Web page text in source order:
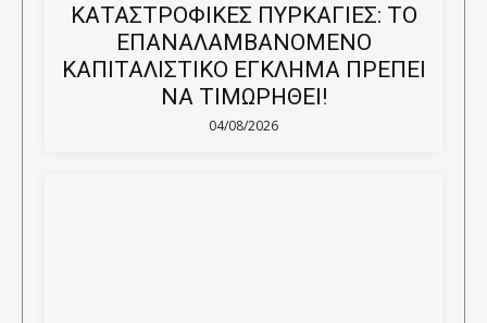
ΚΑΤΑΣΤΡΟΦΙΚΕΣ ΠΥΡΚΑΓΙΕΣ: ΤΟ
ΕΠΑΝΑΛΑΜΒΑΝΟΜΕΝΟ
ΚΑΠΙΤΑΛΙΣΤΙΚΟ ΕΓΚΛΗΜΑ ΠΡΕΠΕΙ
ΝΑ ΤΙΜΩΡΗΘΕΙ!
04/08/2026